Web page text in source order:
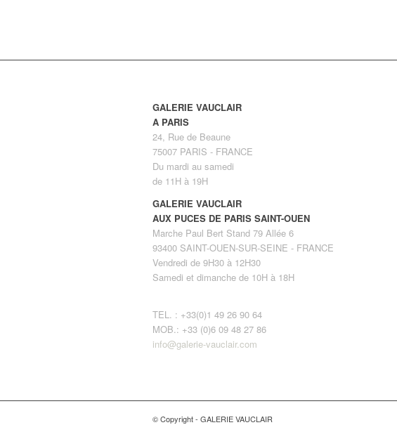
GALERIE VAUCLAIR
A PARIS
24, Rue de Beaune
75007 PARIS - FRANCE
Du mardi au samedi
de 11H à 19H
GALERIE VAUCLAIR
AUX PUCES DE PARIS SAINT-OUEN
Marche Paul Bert Stand 79 Allée 6
93400 SAINT-OUEN-SUR-SEINE - FRANCE
Vendredi de 9H30 à 12H30
Samedi et dimanche de 10H à 18H
TEL. : +33(0)1 49 26 90 64
MOB.: +33 (0)6 09 48 27 86
info@galerie-vauclair.com
© Copyright - GALERIE VAUCLAIR